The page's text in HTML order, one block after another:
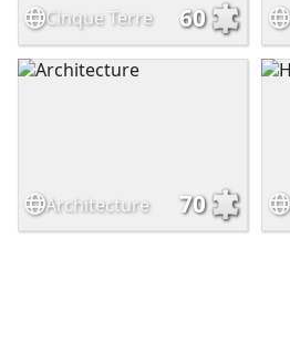
Cinque Terre 60
Architecture 70